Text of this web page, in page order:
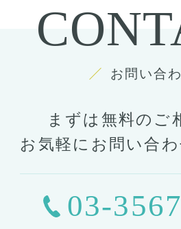
お問い合
まずは無料のご
お気軽にお問い合わ
03-